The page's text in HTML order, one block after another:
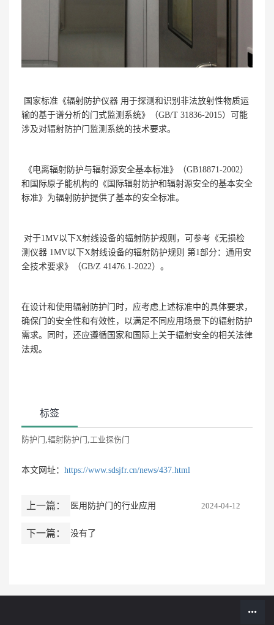
国家标准《辐射防护仪器 用于探测和识别非法放射性物质运
输的基于谱分析的门式监测系统》（GB/T 31836-2015）可能
涉及对辐射防护门监测系统的技术要求。
《电离辐射防护与辐射源安全基本标准》（GB18871-2002）
和国际原子能机构的《国际辐射防护和辐射源安全的基本安全
标准》为辐射防护提供了基本的安全标准。
对于1MV以下X射线设备的辐射防护规则，可参考《无损检
测仪器 1MV以下X射线设备的辐射防护规则 第1部分：通用安
全技术要求》（GB/Z 41476.1-2022）。
在设计和使用辐射防护门时，应考虑上述标准中的具体要求，
确保门的安全性和有效性，以满足不同应用场景下的辐射防护
需求。同时，还应遵循国家和国际上关于辐射安全的相关法律
法规。
标签
防护门 辐射防护门 工业探伤门
本文网址： https://www.sdsjfr.cn/news/437.html
上一篇： 医用防护门的行业应用 2024-04-12
下一篇： 没有了